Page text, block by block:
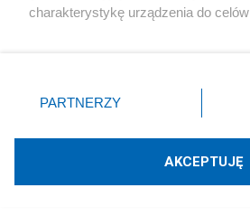
Praca
charakterystykę urządzenia do
zmienić/wycofać klikając przycisk
znajdujący się w lewym dolnym rogu
rodzaje przetwarzania danych nie
użytkownika, ale masz prawo
PARTNERZY
AKCEPTUJĘ